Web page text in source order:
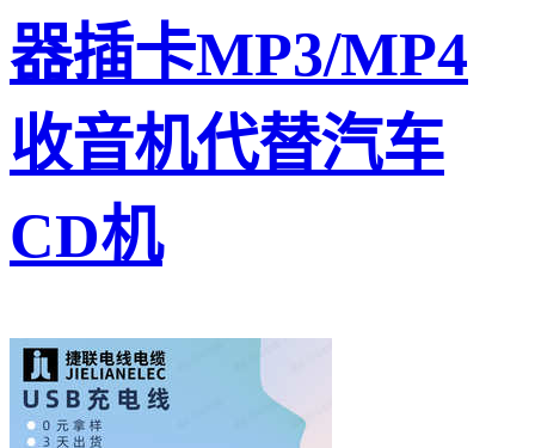
器插卡MP3/MP4
收音机代替汽车
CD机